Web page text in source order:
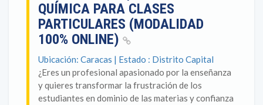
QUÍMICA PARA CLASES
PARTICULARES (MODALIDAD
100% ONLINE)
Ubicación: Caracas | Estado : Distrito Capital
¿Eres un profesional apasionado por la enseñanza
y quieres transformar la frustración de los
estudiantes en dominio de las materias y confianza